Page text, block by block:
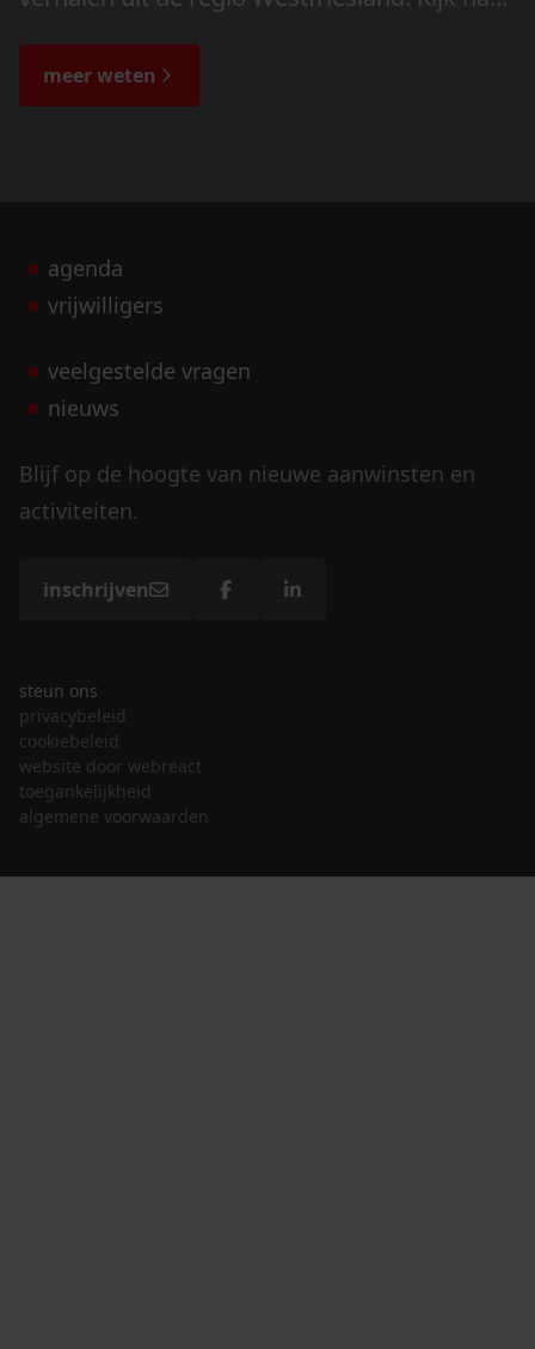
de bijzondere verhalen.
meer weten
agenda
vrijwilligers
veelgestelde vragen
nieuws
Blijf op de hoogte van nieuwe aanwinsten en
activiteiten.
inschrijven
steun ons
privacybeleid
cookiebeleid
website door webreact
toegankelijkheid
algemene voorwaarden